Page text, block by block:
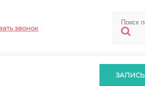
звонок